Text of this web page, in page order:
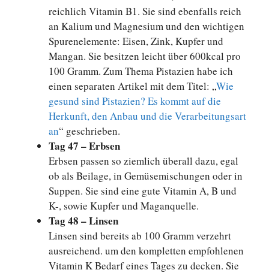
reichlich Vitamin B1. Sie sind ebenfalls reich
an Kalium und Magnesium und den wichtigen
Spurenelemente: Eisen, Zink, Kupfer und
Mangan. Sie besitzen leicht über 600kcal pro
100 Gramm. Zum Thema Pistazien habe ich
einen separaten Artikel mit dem Titel: „Wie
gesund sind Pistazien? Es kommt auf die
Herkunft, den Anbau und die Verarbeitungsart
an“ geschrieben.
Tag 47 – Erbsen
Erbsen passen so ziemlich überall dazu, egal
ob als Beilage, in Gemüsemischungen oder in
Suppen. Sie sind eine gute Vitamin A, B und
K-, sowie Kupfer und Maganquelle.
Tag 48 – Linsen
Linsen sind bereits ab 100 Gramm verzehrt
ausreichend. um den kompletten empfohlenen
Vitamin K Bedarf eines Tages zu decken. Sie